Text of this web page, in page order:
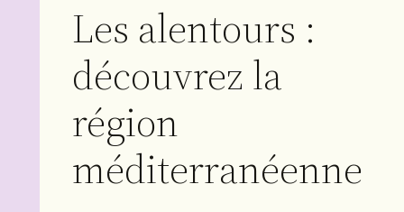
Les alentours :
découvrez la
région
méditerranéenne